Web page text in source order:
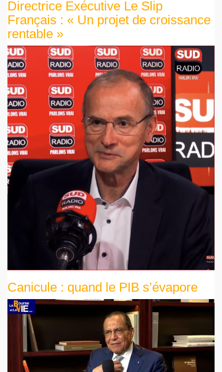
Directrice Exécutive Le Slip
Français : « Un projet de croissance
rentable »
Canicule : quand le PIB s’évapore